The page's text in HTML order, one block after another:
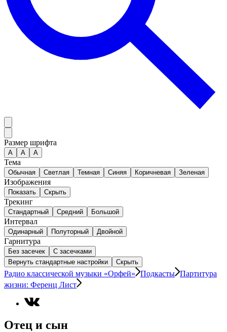
Размер шрифта
А A A
Тема
Обычная Светлая Темная Синяя Коричневая Зеленая
Изображения
Показать Скрыть
Трекинг
Стандартный Средний Большой
Интервал
Одинарный Полуторный Двойной
Гарнитура
Без засечек
С засечками
Вернуть стандартные настройки
Скрыть
Радио классической музыки «Орфей» Подкасты Партитура
жизни: Ференц Лист
Отец и сын